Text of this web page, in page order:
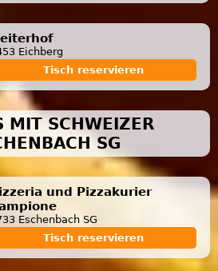
Eichberg
Tisch reservieren
MIT SCHWEIZER
SG
und Pizzakurier
Eschenbach SG
Tisch reservieren